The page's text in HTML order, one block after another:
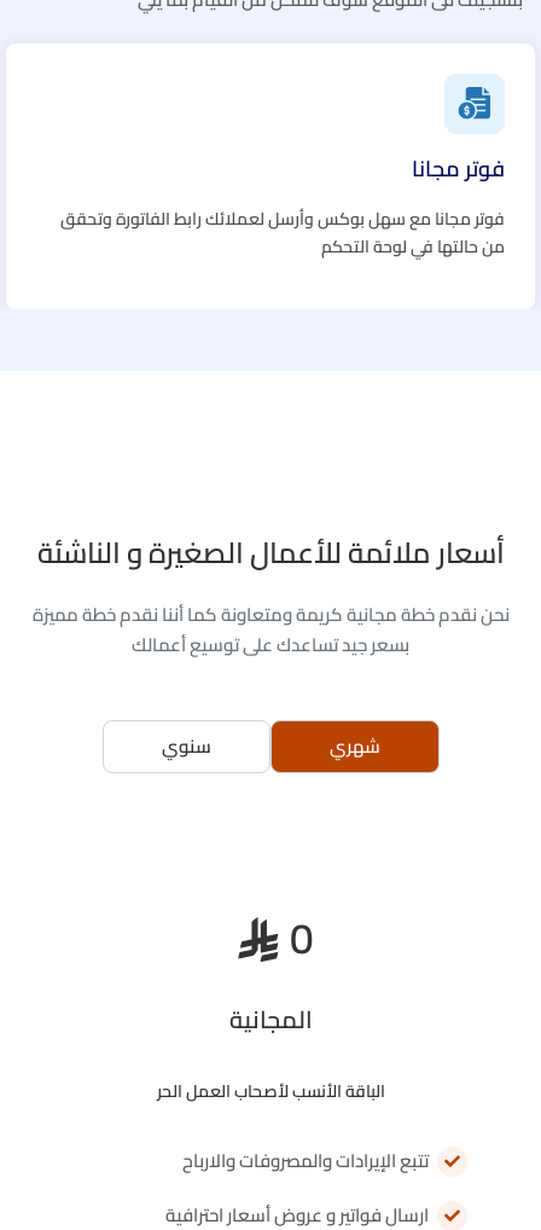
فوتر مجانا
فوتر مجانا مع سهل بوكس وأرسل لعملائك رابط الفاتورة وتحقق
من حالتها في لوحة التحكم
أسعار ملائمة للأعمال الصغيرة و الناشئة
نحن نقدم خطة مجانية كريمة ومتعاونة كما أننا نقدم خطة مميزة
بسعر جيد تساعدك على توسيع أعمالك
شهري سنوي
0﷼
المجانية
الباقة الأنسب لأصحاب العمل الحر
تتبع الإيرادات والمصروفات والارباح
ارسال فواتير و عروض أسعار احترافية